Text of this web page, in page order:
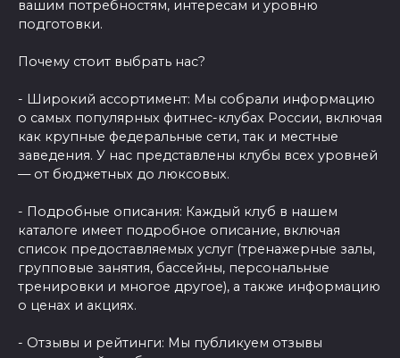
вашим потребностям, интересам и уровню
подготовки.
Почему стоит выбрать нас?
- Широкий ассортимент: Мы собрали информацию
о самых популярных фитнес-клубах России, включая
как крупные федеральные сети, так и местные
заведения. У нас представлены клубы всех уровней
— от бюджетных до люксовых.
- Подробные описания: Каждый клуб в нашем
каталоге имеет подробное описание, включая
список предоставляемых услуг (тренажерные залы,
групповые занятия, бассейны, персональные
тренировки и многое другое), а также информацию
о ценах и акциях.
- Отзывы и рейтинги: Мы публикуем отзывы